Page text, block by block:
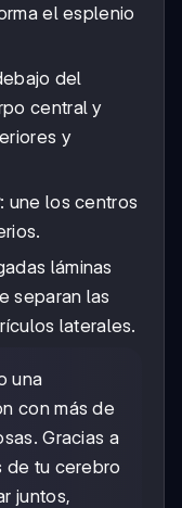
el esplenio
del
central y
y
: une los centros
láminas
separan las
laterales.
una
con más de
Gracias a
de tu cerebro
juntos,